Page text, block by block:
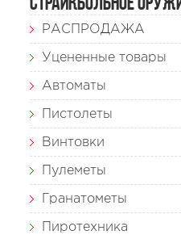
РАСПРОДАЖА
Уцененные товары
Автоматы
Пистолеты
Винтовки
Пулеметы
Гранатометы
Пиротехника